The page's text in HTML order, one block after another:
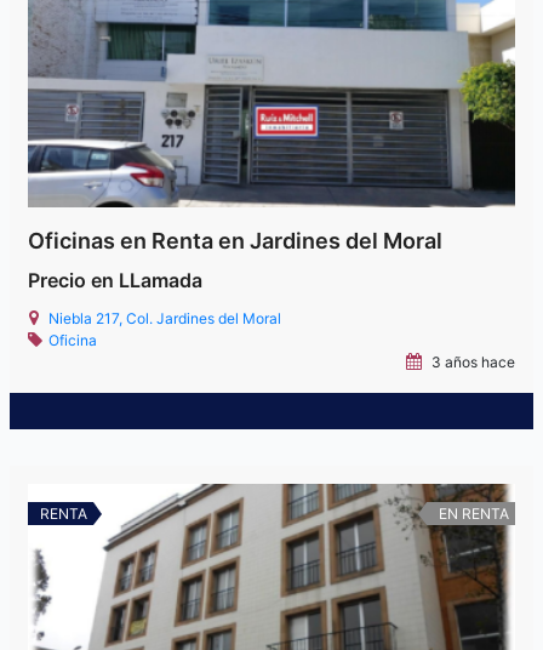
Oficinas en Renta en Jardines del Moral
Precio en LLamada
Niebla 217, Col. Jardines del Moral
Oficina
3 años hace
RENTA EN RENTA